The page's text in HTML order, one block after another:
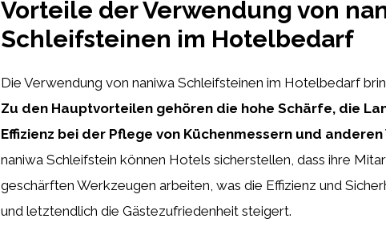
Vorteile der Verwendung von
Schleifsteinen im Hotelbedarf
Die Verwendung von naniwa Schleifsteinen im Hotelbedarf
Zu den Hauptvorteilen gehören die hohe Schärfe, die
Effizienz bei der Pflege von Küchenmessern und
naniwa Schleifstein können Hotels sicherstellen, dass ihre
geschärften Werkzeugen arbeiten, was die Effizienz und
und letztendlich die Gästezufriedenheit steigert.